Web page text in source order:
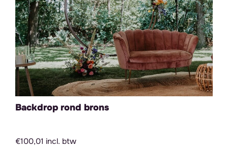
Backdrop rond brons
€100,01 incl. btw